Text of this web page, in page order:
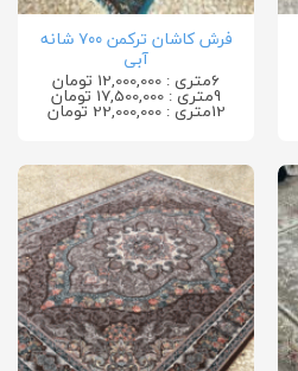
فرش کاشان ترکمن ۷۰۰ شانه
آبی
6متری : 12,000,000 تومان
9متری : 17,500,000 تومان
12متری : 22,000,000 تومان